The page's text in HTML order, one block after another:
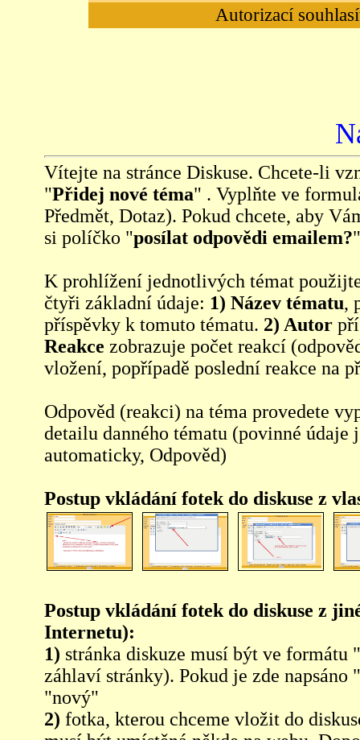
Autorizací
Vítejte na stránce Diskuse. Chcete-li
"Přidej nové téma" . Vyplňte ve
Předmět, Dotaz). Pokud chcete, aby
si políčko "posílat odpovědi emailem?
K prohlížení jednotlivých témat
čtyři základní údaje: 1) Název tématu,
příspěvky k tomuto tématu. 2) Autor
Reakce zobrazuje počet reakcí
vložení, popřípadě poslední reakce na
Odpověd (reakci) na téma provedete
detailu danného tématu (povinné údaje
automaticky, Odpověd)
Postup vkládání fotek do diskuse z
Postup vkládání fotek do diskuse z
Internetu):
1) stránka diskuze musí být ve
záhlaví stránky). Pokud je zde
"nový"
2) fotka, kterou chceme vložit do